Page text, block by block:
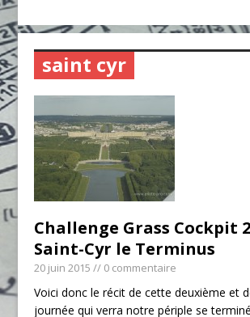
saint cyr
Challenge Grass Cockpit
Saint-Cyr le Terminus
20 juin 2015 // 0 commentaire
Voici donc le récit de cette deuxième et
journée qui verra notre périple se